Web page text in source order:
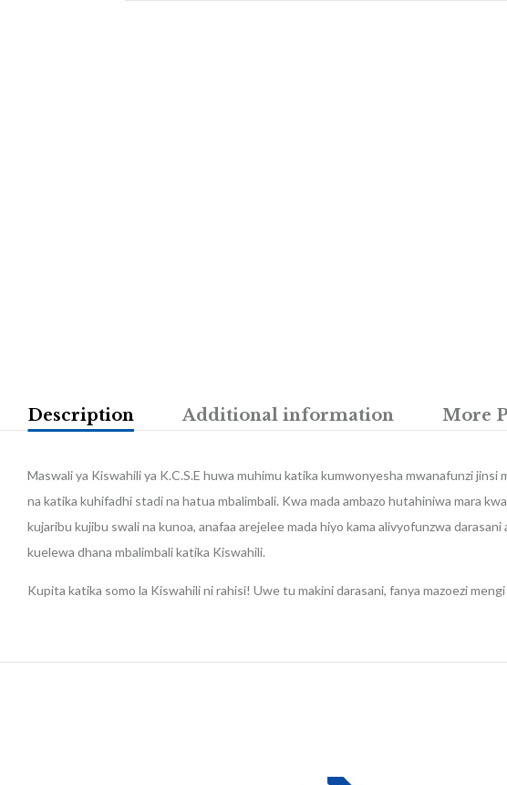
Description Additional information More
Maswali ya Kiswahili ya K.C.S.E huwa muhimu katika kumwonyesha mwanafunzi
na katika kuhifadhi stadi na hatua mbalimbali. Kwa mada ambazo hutahiniwa mara
kujaribu kujibu swali na kunoa, anafaa arejelee mada hiyo kama alivyofunzwa
kuelewa dhana mbalimbali katika Kiswahili.
Kupita katika somo la Kiswahili ni rahisi! Uwe tu makini darasani, fanya mazoezi